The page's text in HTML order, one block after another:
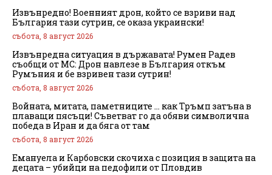
Извънредно! Военният дрон, който се взриви над
България тази сутрин, се оказа украински!
събота, 8 август 2026
Извънредна ситуация в държавата! Румен Радев
съобщи от МС: Дрон навлезе в България откъм
Румъния и бе взривен тази сутрин!
събота, 8 август 2026
Войната, митата, паметниците … как Тръмп затъна в
плаващи пясъци! Съветват го да обяви символична
победа в Иран и да бяга от там
събота, 8 август 2026
Емануела и Карбовски скочиха с позиция в защита на
децата – убийци на педофили от Пловдив